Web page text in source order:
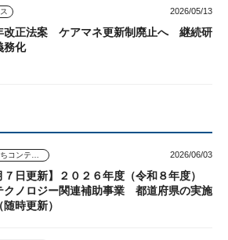
2026/05/13
改正法案 ケアマネ更新制廃止へ 継続研
務化
お役立ちコンテンツ 2026/06/03
７日更新】２０２６年度（令和８年度）
クノロジー関連補助事業 都道府県の実施
時更新）